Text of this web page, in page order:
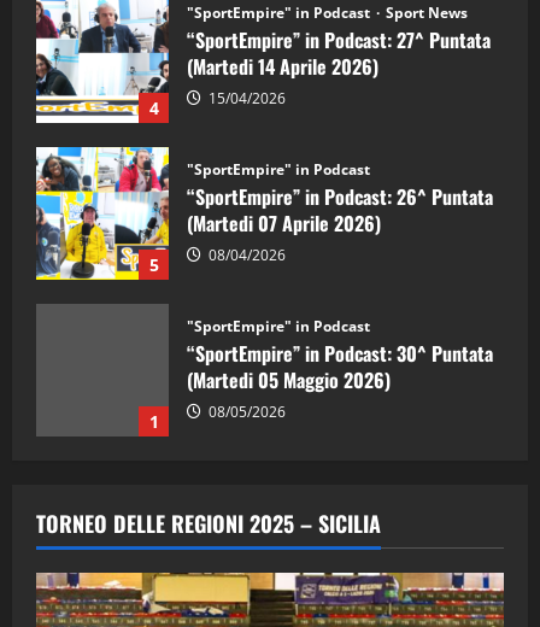
4
"SportEmpire" in Podcast Sport News
“SportEmpire” in Podcast: 27^ Puntata
(Martedi 14 Aprile 2026)
15/04/2026
5
"SportEmpire" in Podcast
“SportEmpire” in Podcast: 26^ Puntata
(Martedi 07 Aprile 2026)
08/04/2026
1
"SportEmpire" in Podcast
“SportEmpire” in Podcast: 30^ Puntata
(Martedi 05 Maggio 2026)
08/05/2026
2
“SportEmpire” in Podcast: 29^ Puntata
(Martedi 28 Aprile 2026)
28/04/2026
TORNEO DELLE REGIONI 2025 – SICILIA